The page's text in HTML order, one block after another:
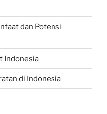
dan Potensi
Indonesia
di Indonesia